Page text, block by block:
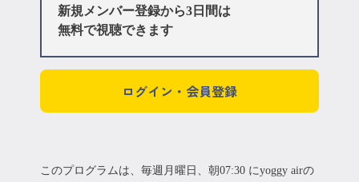
新規メンバー登録から3日間は
無料で視聴できます
ログイン・会員登録
このプログラムは、毎週月曜日、朝07:30 にyoggy airの